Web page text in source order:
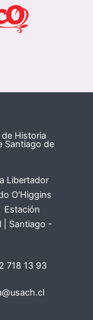
Historia
Santiago de
Libertador
O'Higgins
| Santiago -
718 13 93